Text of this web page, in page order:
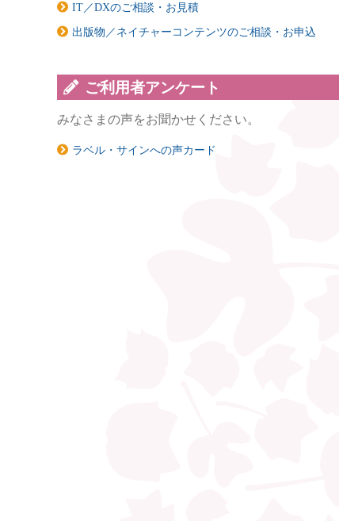
IT／DXのご相談・お見積
出版物／ネイチャーコンテンツのご相談・お申込
ご利用者アンケート
みなさまの声をお聞かせください。
ラベル・サインへの声カード